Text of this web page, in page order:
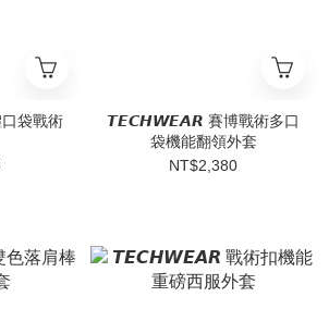
𝙏𝙀𝘾𝙃𝙒𝙀𝘼𝙍 賽博戰術多口
袋機能翻領外套
NT$2,380